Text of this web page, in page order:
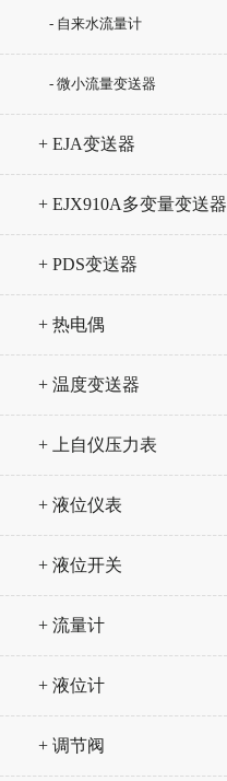
- 自来水流量计
- 微小流量变送器
+ EJA变送器
+ EJX910A多变量变送器
+ PDS变送器
+ 热电偶
+ 温度变送器
+ 上自仪压力表
+ 液位仪表
+ 液位开关
+ 流量计
+ 液位计
+ 调节阀